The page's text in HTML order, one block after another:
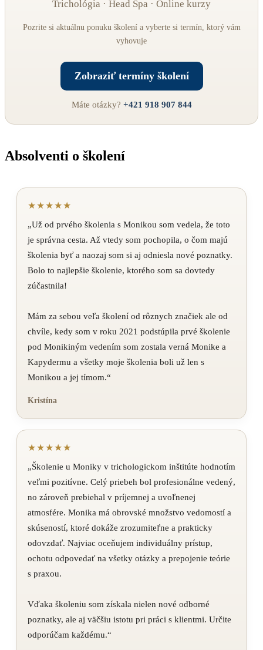
Trichológia · Head Spa · Online kurzy
Pozrite si aktuálnu ponuku školení a vyberte si termín, ktorý vám
vyhovuje
Zobraziť termíny školení
Máte otázky? +421 918 907 844
Absolventi o školení
★★★★★
„Už od prvého školenia s Monikou som vedela, že toto
je správna cesta. Až vtedy som pochopila, o čom majú
školenia byť a naozaj som si aj odniesla nové poznatky.
Bolo to najlepšie školenie, ktorého som sa dovtedy
zúčastnila!
Mám za sebou veľa školení od rôznych značiek ale od
chvíle, kedy som v roku 2021 podstúpila prvé školenie
pod Monikiným vedením som zostala verná Monike a
Kapydermu a všetky moje školenia boli už len s
Monikou a jej tímom.“
Kristína
★★★★★
„Školenie u Moniky v trichologickom inštitúte hodnotím
veľmi pozitívne. Celý priebeh bol profesionálne vedený,
no zároveň prebiehal v príjemnej a uvoľnenej
atmosfére. Monika má obrovské množstvo vedomostí a
skúseností, ktoré dokáže zrozumiteľne a prakticky
odovzdať. Najviac oceňujem individuálny prístup,
ochotu odpovedať na všetky otázky a prepojenie teórie
s praxou.
Vďaka školeniu som získala nielen nové odborné
poznatky, ale aj väčšiu istotu pri práci s klientmi. Určite
odporúčam každému.“